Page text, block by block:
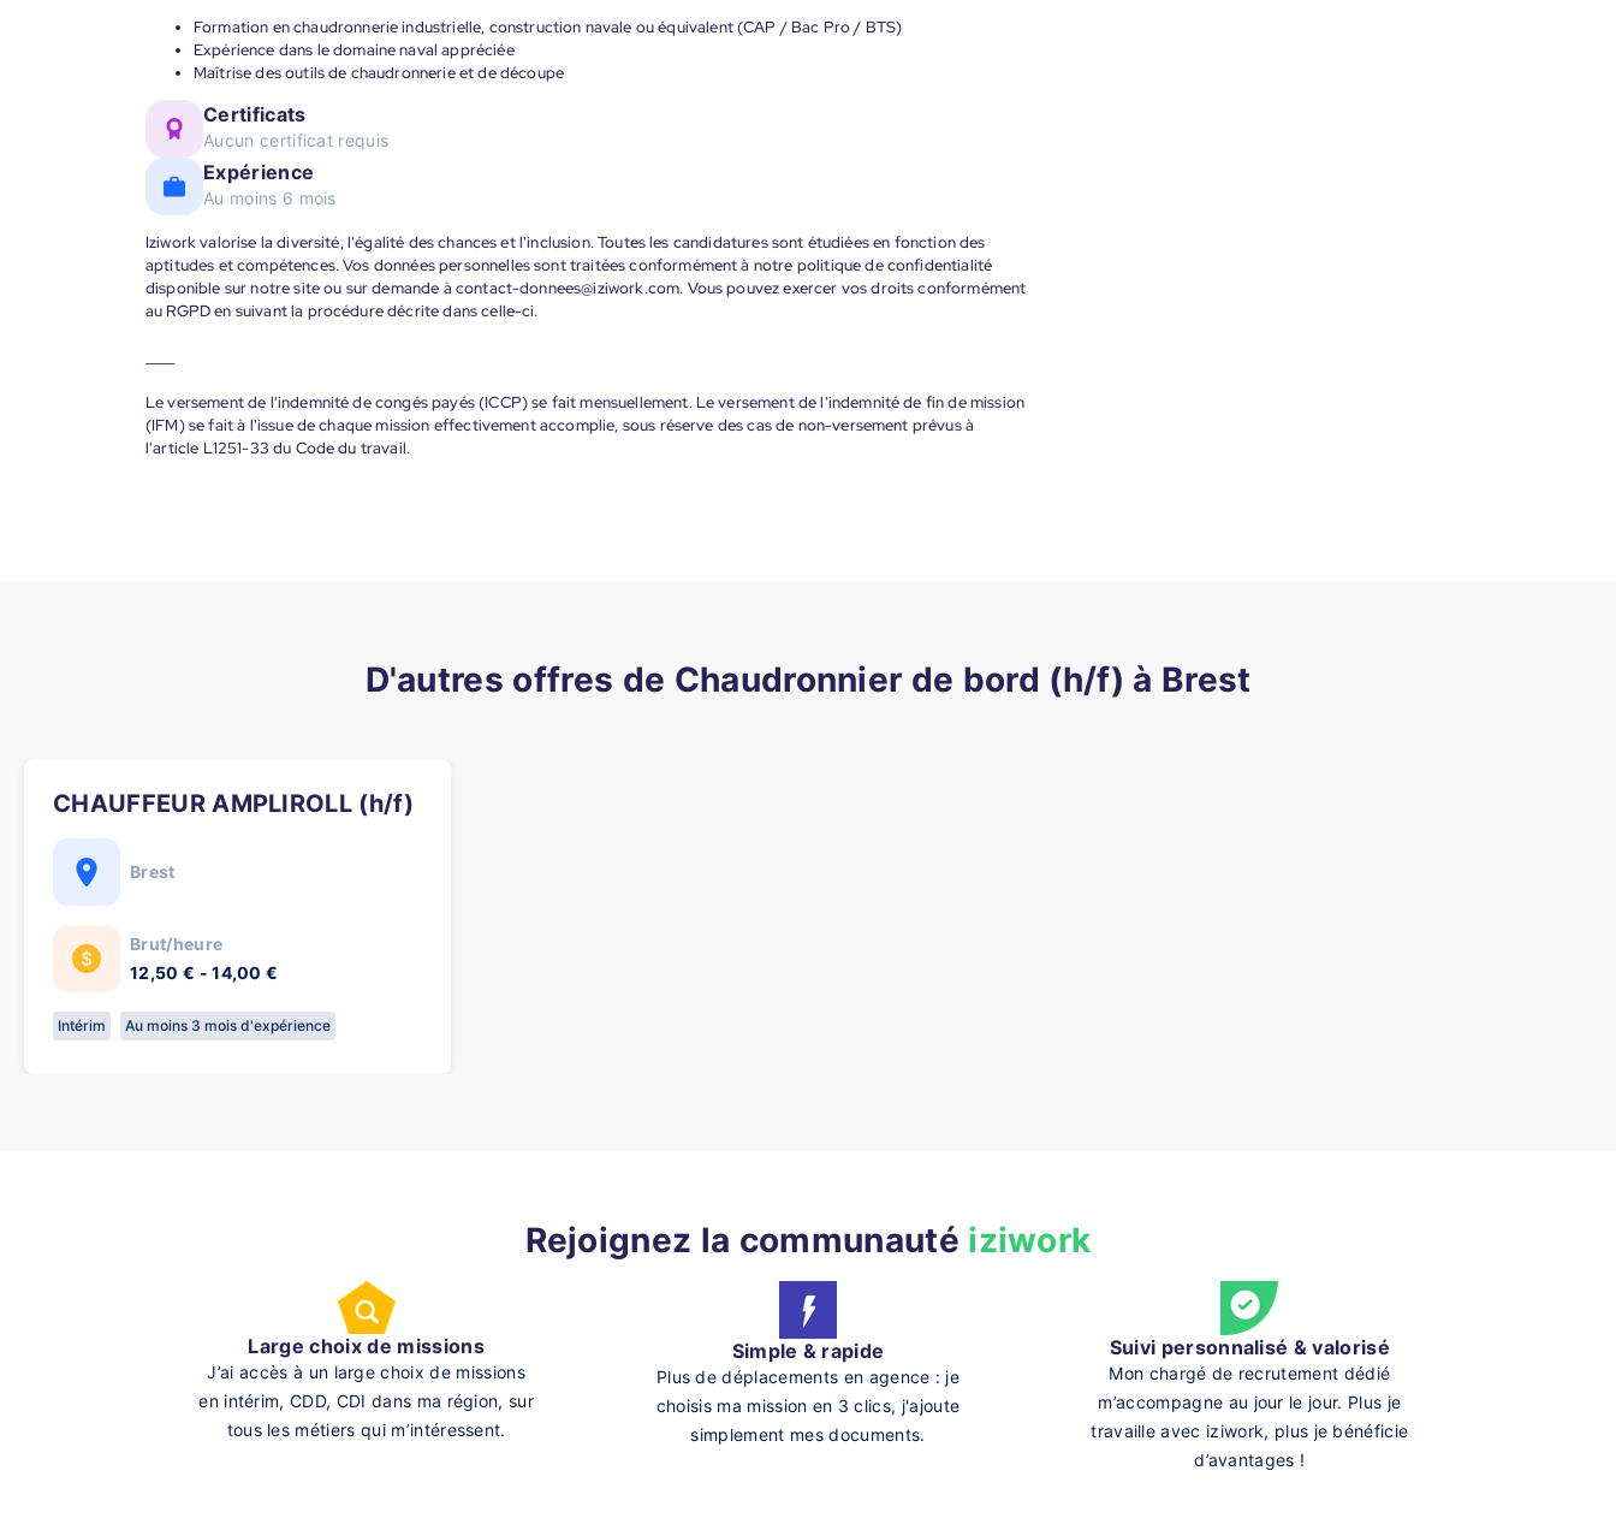
Formation en chaudronnerie industrielle, construction navale ou équivalent (CAP / Bac Pro / BTS)
Expérience dans le domaine naval appréciée
Maîtrise des outils de chaudronnerie et de découpe
Certificats
Aucun certificat requis
Expérience
Au moins 6 mois
Iziwork valorise la diversité, l'égalité des chances et l'inclusion. Toutes les candidatures sont étudiées en fonction des
aptitudes et compétences. Vos données personnelles sont traitées conformément à notre politique de confidentialité
disponible sur notre site ou sur demande à contact-donnees@iziwork.com. Vous pouvez exercer vos droits conformément
au RGPD en suivant la procédure décrite dans celle-ci.
Le versement de l'indemnité de congés payés (ICCP) se fait mensuellement. Le versement de l'indemnité de fin de mission
(IFM) se fait à l'issue de chaque mission effectivement accomplie, sous réserve des cas de non-versement prévus à
l'article L1251-33 du Code du travail.
D'autres offres de Chaudronnier de bord (h/f) à Brest
CHAUFFEUR AMPLIROLL (h/f)
Brest
Brut/heure
12,50 € - 14,00 €
Intérim Au moins 3 mois d'expérience
Rejoignez la communauté iziwork
Large choix de missions
J’ai accès à un large choix de missions
en intérim, CDD, CDI dans ma région, sur
tous les métiers qui m’intéressent.
Simple & rapide
Plus de déplacements en agence : je
choisis ma mission en 3 clics, j'ajoute
simplement mes documents.
Suivi personnalisé & valorisé
Mon chargé de recrutement dédié
m’accompagne au jour le jour. Plus je
travaille avec iziwork, plus je bénéficie
d’avantages !